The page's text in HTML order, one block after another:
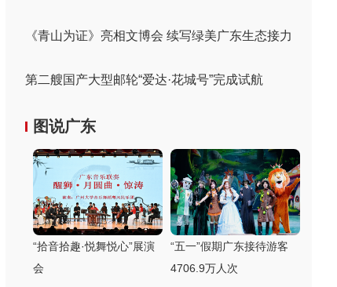
《青山为证》亮相文博会 续写绿美广东生态接力
第二艘国产大型邮轮“爱达·花城号”完成试航
图说广东
“拾音拾趣·悦舞悦心”展演
会
“五一”假期广东接待游客
4706.9万人次